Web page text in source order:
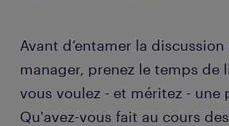
Avant d’entamer la
manager, prenez le temps de
vous voulez - et méritez - une
Qu'avez-vous fait au cours